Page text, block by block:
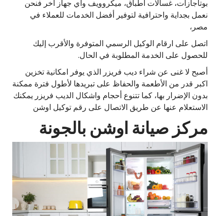
بوتاجازات، غسالات أطباق، ميكروويف وأي جهاز آخر فنحن
نعمل بجداية واحترافية لتوفير أفضل الخدمات للعملاء في
مصر،
اتصل على ارقام الوكيل الرسمي المتوفرة والأقرب إليك
للحصول على الخدمة المطلوبة في الحال.
أصبح لا غنى عن شراء ديب فريزر الذي يوفر امكانية تخزين
اكبر قدر من الأطعمة والحفاظ على تبريدها لأطول فترة ممكنة
بدون الإضرار بها، كما تتنوع أحجام واشكال الديب فريزر يمكنك
الاستعلام عنها عن طريق الاتصال على رقم توكيل اوشن
مركز صيانة اوشن بالجونة